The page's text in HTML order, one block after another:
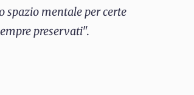
mentale per certe
preservati".